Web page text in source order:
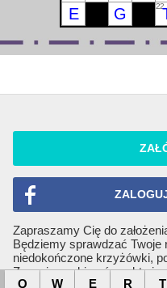
Q W E R T
E
G 22
Zapraszamy Cię do
Będziemy sprawdzać
niedokończone krzyżówki,
Zaczniesz zbierać punkty i
Korzystanie z serwisu jest